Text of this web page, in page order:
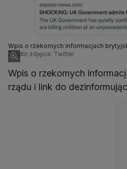
Wpis o rzekomych informacjach
dezinformującego artykułu
Źródło zdjęcia: Twitter
Wpis o rzekomych
rządu i link do